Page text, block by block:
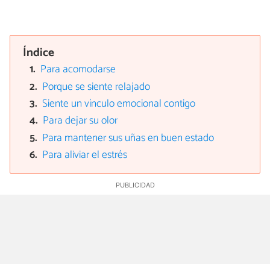
Índice
Para acomodarse
Porque se siente relajado
Siente un vínculo emocional contigo
Para dejar su olor
Para mantener sus uñas en buen estado
Para aliviar el estrés